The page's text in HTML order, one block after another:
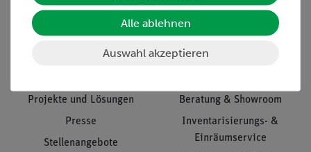
Informationen
Projekte und Lösungen
Presse
Stellenangebote
Service
Beratung & Showroom
Inventarisierungs- &
Einräumservice
Alle ablehnen
Auswahl akzeptieren